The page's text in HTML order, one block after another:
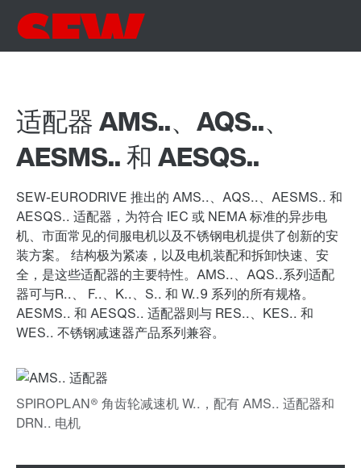
适配器 AMS..、AQS..、
AESMS.. 和 AESQS..
SEW-EURODRIVE 推出的 AMS..、AQS..、AESMS.. 和
AESQS.. 适配器，为符合 IEC 或 NEMA 标准的异步电
机、市面常见的伺服电机以及不锈钢电机提供了创新的安
装方案。 结构极为紧凑，以及电机装配和拆卸快速、安
全，是这些适配器的主要特性。AMS..、AQS..系列适配
器可与R..、 F..、K..、S.. 和 W..9 系列的所有规格。
AESMS.. 和 AESQS.. 适配器则与 RES..、KES.. 和
WES.. 不锈钢减速器产品系列兼容。